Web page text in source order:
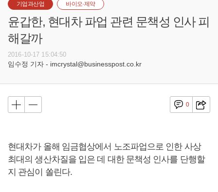
기업과산업 바이오·제약
윤갑한, 현대차 파업 관련 문책성 인사 피
해갈까
2016-10-17 15:04:50
임수정 기자 - imcrystal@businesspost.co.kr
0
현대차가 올해 임금협상에서 노조파업으로 인한 사상
최대의 생산차질을 입은 데 대한 문책성 인사를 단행할
지 관심이 쏠린다.